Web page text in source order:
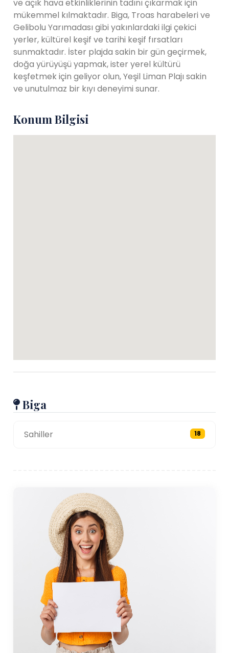
ve açık hava etkinliklerinin tadını çıkarmak için
mükemmel kılmaktadır. Biga, Troas harabeleri ve
Gelibolu Yarımadası gibi yakınlardaki ilgi çekici
yerler, kültürel keşif ve tarihi keşif fırsatları
sunmaktadır. İster plajda sakin bir gün geçirmek,
doğa yürüyüşü yapmak, ister yerel kültürü
keşfetmek için geliyor olun, Yeşil Liman Plajı sakin
ve unutulmaz bir kıyı deneyimi sunar.
Konum Bilgisi
Biga
Sahiller 18